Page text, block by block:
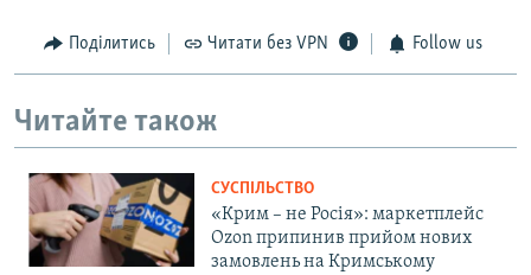
Поділитись Читати без VPN Follow us
Читайте також
СУСПІЛЬСТВО
«Крим – не Росія»: маркетплейс
Ozon припинив прийом нових
замовлень на Кримському